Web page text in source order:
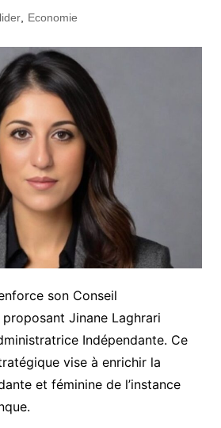
, Economie
son Conseil
proposant Jinane Laghrari
Indépendante. Ce
vise à enrichir la
et féminine de l’instance